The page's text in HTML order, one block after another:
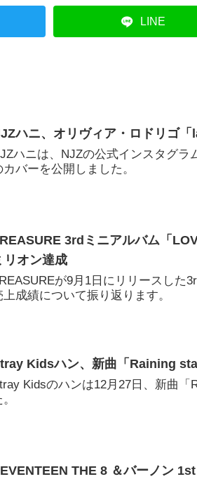
LINE
ハニ、オリヴィア・ロドリゴ
ハニは、NJZの公式インスタグラ
カバーを公開しました。
3rdミニアルバム「
リオン達成
が9月1日にリリースした
上成績について振り返ります。
Kidsハン、新曲「Raining
Kidsのハンは12月27日、新曲「
THE 8 ＆バーノン